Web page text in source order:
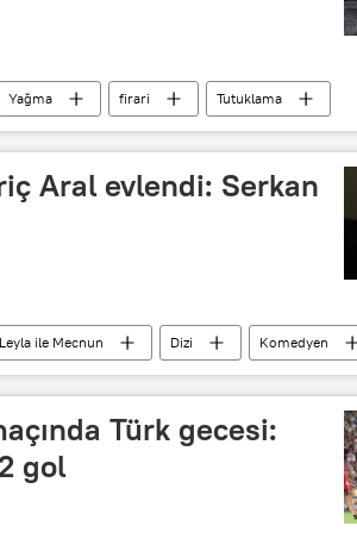
Yağma firari
Tutuklama
Aral evlendi: Serkan
Leyla ile Mecnun Dizi
Komedyen
oyuncu profesyonel oyuncu
Film
Türk gecesi:
gol